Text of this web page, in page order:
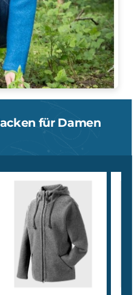
von Mufflon heißen Mu-
handelt es sich um kuschelige
Jahr angezogen werden können.
körperbetont, während die
dieMu-Jula, welche mit
dich in den kalten Monaten
beliebt sind die
schmal geschnitten. Die Mu-
Freiraum.